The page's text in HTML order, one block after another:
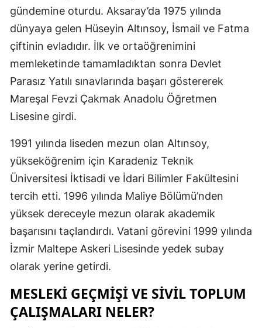
Erzincan
Eskişehir
Gaziantep
Hatay
Mersin
İstanbul
Kars
gündemine oturdu. Aksaray’da 1975 yılında
dünyaya gelen Hüseyin Altınsoy, İsmail ve Fatma
çiftinin evladıdır. İlk ve ortaöğrenimini
memleketinde tamamladıktan sonra Devlet
Parasız Yatılı sınavlarında başarı göstererek
Mareşal Fevzi Çakmak Anadolu Öğretmen
Lisesine girdi.
1991 yılında liseden mezun olan Altınsoy,
yükseköğrenim için Karadeniz Teknik
Üniversitesi İktisadi ve İdari Bilimler Fakültesini
tercih etti. 1996 yılında Maliye Bölümü’nden
yüksek dereceyle mezun olarak akademik
başarısını taçlandırdı. Vatani görevini 1999 yılında
İzmir Maltepe Askeri Lisesinde yedek subay
olarak yerine getirdi.
MESLEKI GEÇMIŞI VE SIVIL TOPLUM
ÇALIŞMALARI NELER?